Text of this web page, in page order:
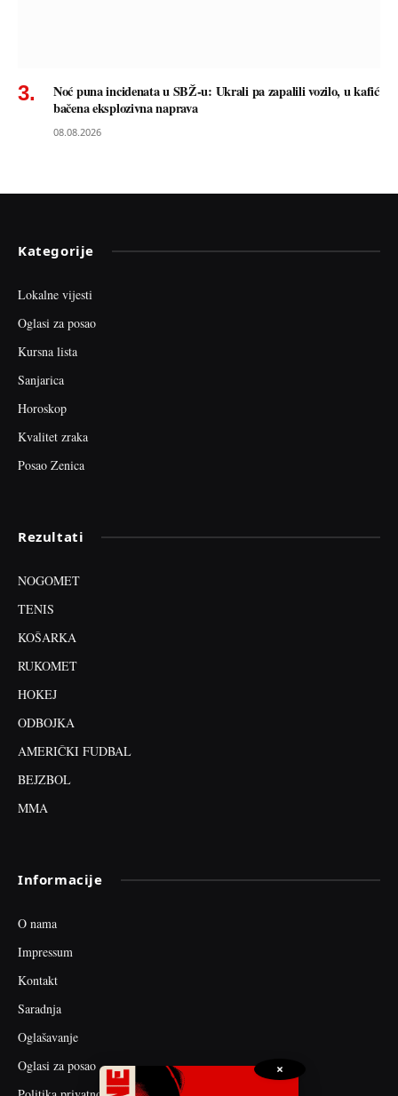
Noć puna incidenata u SBŽ-u: Ukrali pa zapalili vozilo, u kafić
bačena eksplozivna naprava
08.08.2026
Kategorije
Lokalne vijesti
Oglasi za posao
Kursna lista
Sanjarica
Horoskop
Kvalitet zraka
Posao Zenica
Rezultati
NOGOMET
TENIS
KOŠARKA
RUKOMET
HOKEJ
ODBOJKA
AMERIČKI FUDBAL
BEJZBOL
MMA
Informacije
O nama
Impressum
Kontakt
Saradnja
Oglašavanje
Oglasi za posao
×